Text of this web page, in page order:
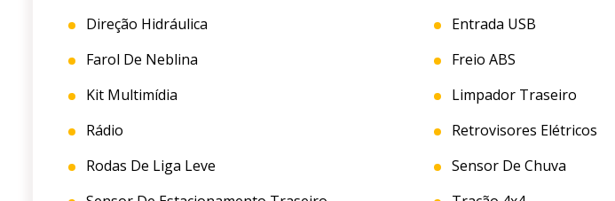
Direção Hidráulica
Entrada USB
Farol De Neblina
Freio ABS
Kit Multimídia
Limpador Traseiro
Rádio
Retrovisores Elétricos
Rodas De Liga Leve
Sensor De Chuva